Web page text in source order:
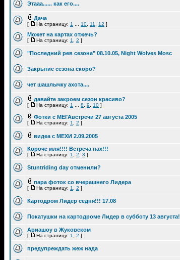
Этааа...... как его....
Дача
[ На страницу: 1 10 11 12 ]
Может на картах отжечь?
[ На страницу: 1 2 ]
"Последний рев сезона" 08.10.05, Night Wolves Mosc
Закрытие сезона скоро?
чет шашлычку ахота....
давайте закроем сезон красиво?
[ На страницу: 1 8 9 10 ]
Фотки с МЕГАвстречи 27 августа 2005
[ На страницу: 1 2 ]
видеа с МЕХИ 2.09.2005
Короче мля!!!! Встреча нах!!!
[ На страницу: 1 2 3 ]
Stuntriding day отменили?
пара фоток со вчерашнего Лидера
[ На страницу: 1 2 ]
Картодром Лидер седня!!! 17.08
Покатушки на картодроме Лидер в субботу 13 августа!
Авиашоу в Жуковском
[ На страницу: 1 2 ]
предупреждать жеж нада